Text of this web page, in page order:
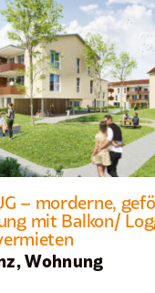
– morderne,
mit Balkon/
Wohnung